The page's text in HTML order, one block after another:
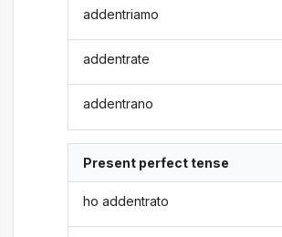
addentriamo
addentrate
addentrano
Present perfect tense
ho addentrato